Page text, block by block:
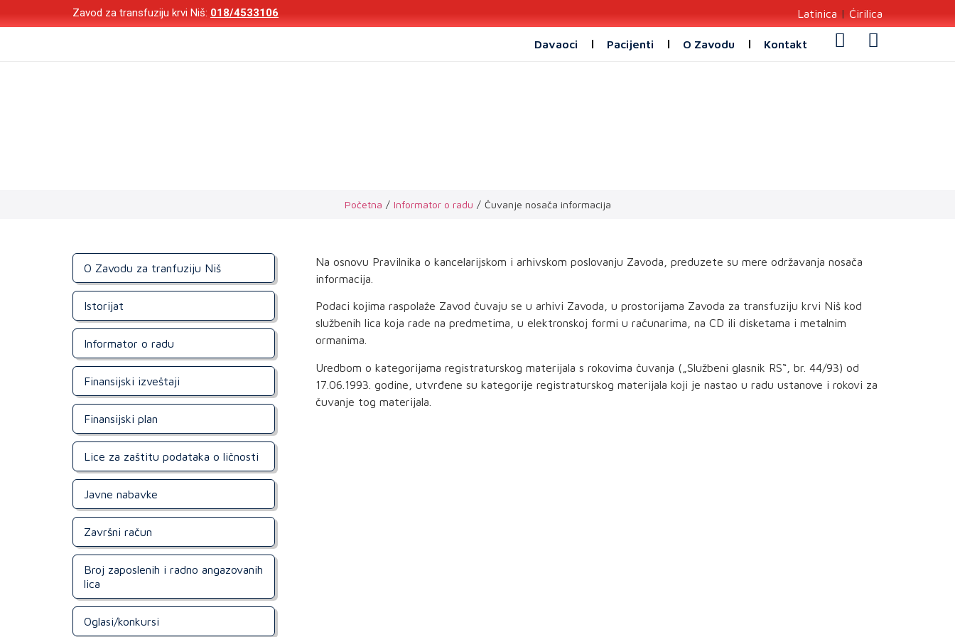
Zavod za transfuziju krvi Niš: 018/4533106 Latinica | Ćirilica
Davaoci Pacijenti O Zavodu Kontakt
Početna / Informator o radu / Čuvanje nosača informacija
O Zavodu za tranfuziju Niš
Istorijat
Informator o radu
Finansijski izveštaji
Finansijski plan
Lice za zaštitu podataka o ličnosti
Javne nabavke
Završni račun
Broj zaposlenih i radno angazovanih
lica
Oglasi/konkursi
Na osnovu Pravilnika o kancelarijskom i arhivskom poslovanju Zavoda, preduzete su mere održavanja nosača
informacija.
Podaci kojima raspolaže Zavod čuvaju se u arhivi Zavoda, u prostorijama Zavoda za transfuziju krvi Niš kod
službenih lica koja rade na predmetima, u elektronskoj formi u računarima, na CD ili disketama i metalnim
ormanima.
Uredbom o kategorijama registraturskog materijala s rokovima čuvanja („Službeni glasnik RS“, br. 44/93) od
17.06.1993. godine, utvrđene su kategorije registraturskog materijala koji je nastao u radu ustanove i rokovi za
čuvanje tog materijala.